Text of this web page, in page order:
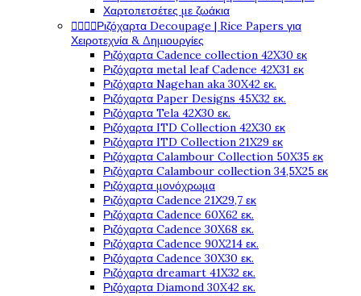
Χαρτοπετσέτες με ζωάκια
Ριζόχαρτα Decoupage | Rice Papers για
Χειροτεχνία & Δημιουργίες
Ριζόχαρτα Cadence collection 42X30 εκ
Ριζόχαρτα metal leaf Cadence 42X31 εκ
Ριζόχαρτα Nagehan aka 30X42 εκ.
Ριζόχαρτα Paper Designs 45X32 εκ.
Ριζόχαρτα Tela 42Χ30 εκ.
Ριζόχαρτα ITD Collection 42X30 εκ
Ριζόχαρτα ITD Collection 21X29 εκ
Ριζόχαρτα Calambour Collection 50X35 εκ
Ριζόχαρτα Calambour collection 34,5X25 εκ
Ριζόχαρτα μονόχρωμα
Ριζόχαρτα Cadence 21Χ29,7 εκ
Ριζόχαρτα Cadence 60X62 εκ.
Ριζόχαρτα Cadence 30X68 εκ.
Ριζόχαρτα Cadence 90X214 εκ.
Ριζόχαρτα Cadence 30X30 εκ.
Ριζόχαρτα dreamart 41X32 εκ.
Ριζόχαρτα Diamond 30X42 εκ.